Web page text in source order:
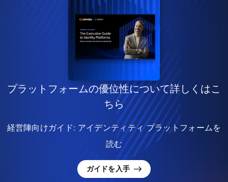
プラットフォームの優位性について詳しくはこ
ちら
経営陣向けガイド: アイデンティティ プラットフォームを
読む
ガイドを入手